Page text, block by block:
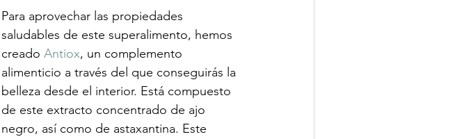
Para aprovechar las propiedades
saludables de este superalimento, hemos
creado Antiox, un complemento
alimenticio a través del que conseguirás la
belleza desde el interior. Está compuesto
de este extracto concentrado de ajo
negro, así como de astaxantina. Este